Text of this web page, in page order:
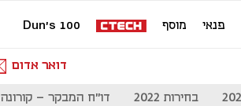
פנאי מוסף Dun's 100
דואר אדום
בחירות 2022 דו"ח המבקר - קורונה